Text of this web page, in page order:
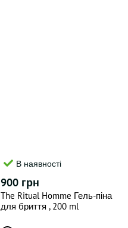
В наявності
900 грн
The Ritual Homme Гель-піна
для бриття , 200 ml